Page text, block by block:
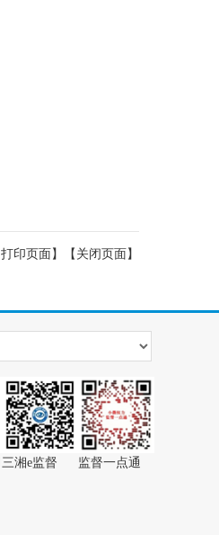
打印页面 】【 关闭页面 】
监督一点通
三湘e监督